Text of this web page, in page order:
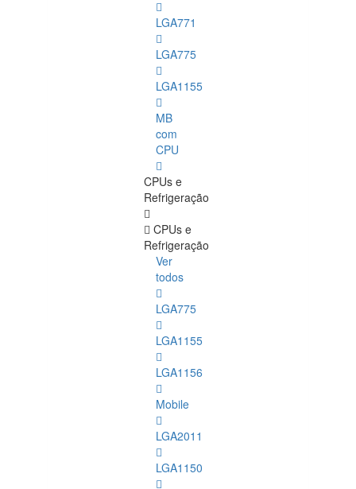
LGA771
LGA775
LGA1155
MB
com
CPU
CPUs e
Refrigeração
CPUs e
Refrigeração
Ver
todos
LGA775
LGA1155
LGA1156
Mobile
LGA2011
LGA1150